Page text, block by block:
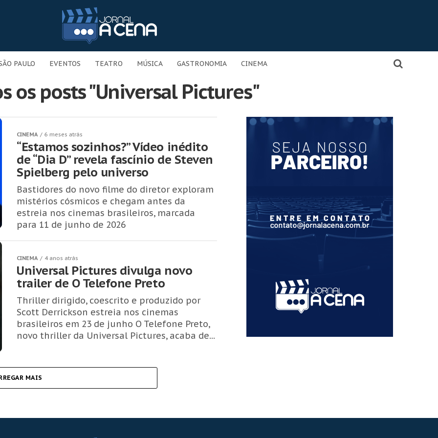
PAULO EVENTOS TEATRO MÚSICA GASTRONOMIA CINEMA
os posts "Universal Pictures"
CINEMA 6 meses atrás
“Estamos sozinhos?” Vídeo inédito
de “Dia D” revela fascínio de Steven
Spielberg pelo universo
Bastidores do novo filme do diretor exploram
mistérios cósmicos e chegam antes da
estreia nos cinemas brasileiros, marcada
para 11 de junho de 2026
CINEMA 4 anos atrás
Universal Pictures divulga novo
trailer de O Telefone Preto
Thriller dirigido, coescrito e produzido por
Scott Derrickson estreia nos cinemas
brasileiros em 23 de junho O Telefone Preto,
novo thriller da Universal Pictures, acaba de...
MAIS